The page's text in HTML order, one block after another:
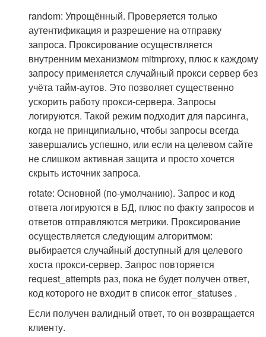
random: Упрощённый. Проверяется только
аутентификация и разрешение на отправку
запроса. Проксирование осуществляется
внутренним механизмом mitmproxy, плюс к каждому
запросу применяется случайный прокси сервер без
учёта тайм-аутов. Это позволяет существенно
ускорить работу прокси-сервера. Запросы
логируются. Такой режим подходит для парсинга,
когда не принципиально, чтобы запросы всегда
завершались успешно, или если на целевом сайте
не слишком активная защита и просто хочется
скрыть источник запроса.
rotate: Основной (по-умолчанию). Запрос и код
ответа логируются в БД, плюс по факту запросов и
ответов отправляются метрики. Проксирование
осуществляется следующим алгоритмом:
выбирается случайный доступный для целевого
хоста прокси-сервер. Запрос повторяется
request_attempts раз, пока не будет получен ответ,
код которого не входит в список error_statuses .
Если получен валидный ответ, то он возвращается
клиенту.